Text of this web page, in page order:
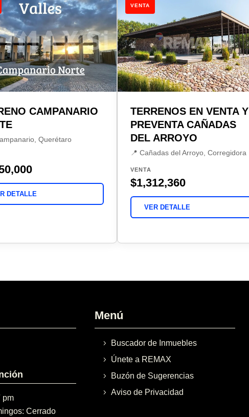
CAMPANARIO
Querétaro
DETALLE
VENTA
TERRENOS EN VENTA Y
PREVENTA CAÑADAS
DEL ARROYO
📍 Cañadas del Arroyo, Corregidora
VENTA
$1,312,360
VER DETALLE
pm
Cerrado
Menú
Buscador de Inmuebles
Únete a REMAX
Buzón de Sugerencias
Aviso de Privacidad